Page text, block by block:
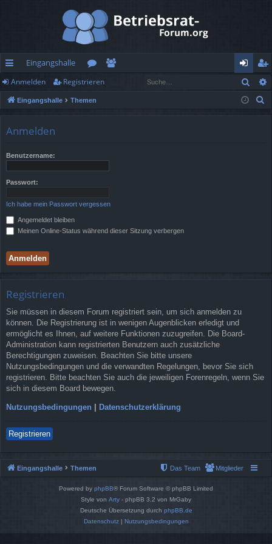
ch
ne
rif
f
Eingangshalle
or
en
n
m
eg
ist
Anmelden Registrieren
Eingangshalle Themen
Anmelden
Benutzername:
Passwort:
Ich habe mein Passwort vergessen
Angemeldet bleiben
Meinen Online-Status während dieser Sitzung verbergen
Registrieren
Sie müssen in diesem Forum registriert sein, um sich anmelden zu
können. Die Registrierung ist in wenigen Augenblicken erledigt und
ermöglicht es Ihnen, auf weitere Funktionen zuzugreifen. Die Board-
Administration kann registrierten Benutzern auch zusätzliche
Berechtigungen zuweisen. Beachten Sie bitte unsere
Nutzungsbedingungen und die verwandten Regelungen, bevor Sie sich
registrieren. Bitte beachten Sie auch die jeweiligen Forenregeln, wenn Sie
sich in diesem Board bewegen.
Nutzungsbedingungen | Datenschutzerklärung
Registrieren
Eingangshalle Themen Mitglieder
Das Team
Powered by phpBB® Forum Software © phpBB Limited
Style von Arty - phpBB 3.2 von MrGaby
Deutsche Übersetzung durch phpBB.de
Datenschutz| Nutzungsbedingungen